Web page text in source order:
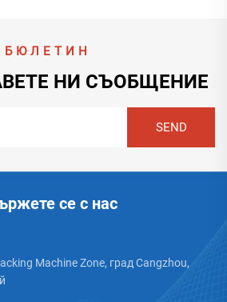
БЮЛЕТИН
НИ СЪОБЩЕНИЕ
се с нас
Machine Zone, град Cangzhou,